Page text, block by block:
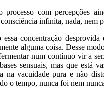
com percepções
infinita, nada, nem
concentração
alguma coisa. Desse
num contínuo vir a
sensuais, mas que está
na vacuidade pura e não
o tempo, nunca foi nem